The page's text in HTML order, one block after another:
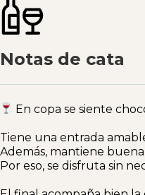
Notas de cata
En copa se siente
Tiene una entrada
Además, mantiene
Por eso, se disfruta sin